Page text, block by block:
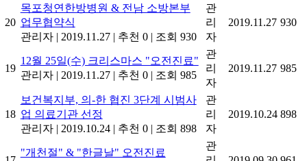
20
목포청연한방병원 & 전남 소방본부
업무협약식
관리자 | 2019.11.27 | 추천 0 | 조회 930
관
리
자
2019.11.27 930
19
12월 25일(수) 크리스마스 "오전진료"
관리자 | 2019.11.27 | 추천 0 | 조회 985
관
리
자
2019.11.27 985
18
보건복지부, 의-한 협진 3단계 시범사
업 의료기관 선정
관리자 | 2019.10.24 | 추천 0 | 조회 898
관
리
자
2019.10.24 898
"개천절" & "한글날" 오전진료
관